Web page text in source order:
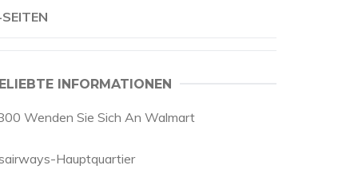
INFORMATIONEN
Wenden Sie Sich An Walmart
Hauptquartier